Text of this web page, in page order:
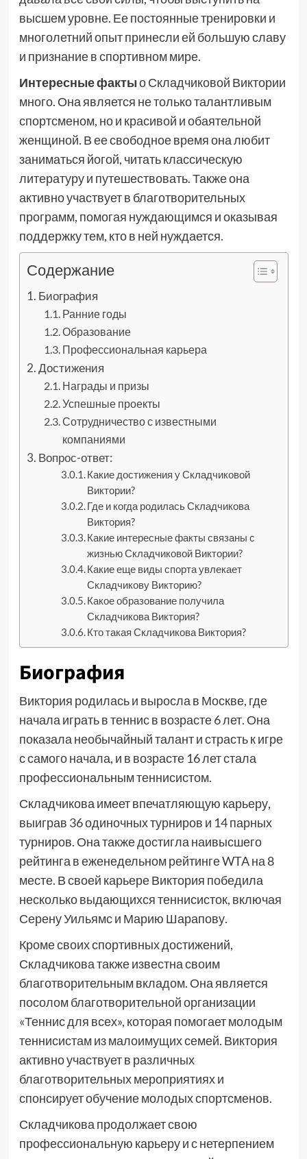
высшем уровне. Ее постоянные тренировки и
многолетний опыт принесли ей большую славу
и признание в спортивном мире.
Интересные фактыо Складчиковой Виктории
много. Она является не только талантливым
спортсменом, но и красивой и обаятельной
женщиной. В ее свободное время она любит
заниматься йогой, читать классическую
литературу и путешествовать. Также она
активно участвует в благотворительных
программ, помогая нуждающимся и оказывая
поддержку тем, кто в ней нуждается.
Содержание
Биография
Ранние годы
Образование
Профессиональная карьера
Достижения
Награды и призы
Успешные проекты
Сотрудничество с известными
компаниями
Вопрос-ответ:
Какие достижения у Складчиковой
Виктории?
Где и когда родилась Складчикова
Виктория?
Какие интересные факты связаны с
жизнью Складчиковой Виктории?
Какие еще виды спорта увлекает
Складчикову Викторию?
Какое образование получила
Складчикова Виктория?
Кто такая Складчикова Виктория?
Биография
Виктория родилась и выросла в Москве, где
начала играть в теннис в возрасте 6 лет. Она
показала необычайный талант и страсть к игре
с самого начала, и в возрасте 16 лет стала
профессиональным теннисистом.
Складчикова имеет впечатляющую карьеру,
выиграв 36 одиночных турниров и 14 парных
турниров. Она также достигла наивысшего
рейтинга в еженедельном рейтинге WTA на 8
месте. В своей карьере Виктория победила
несколько выдающихся теннисисток, включая
Серену Уильямс и Марию Шарапову.
Кроме своих спортивных достижений,
Складчикова также известна своим
благотворительным вкладом. Она является
посолом благотворительной организации
«Теннис для всех», которая помогает молодым
теннисистам из малоимущих семей. Виктория
активно участвует в различных
благотворительных мероприятиях и
спонсирует обучение молодых спортсменов.
Складчикова продолжает свою
профессиональную карьеру и с нетерпением